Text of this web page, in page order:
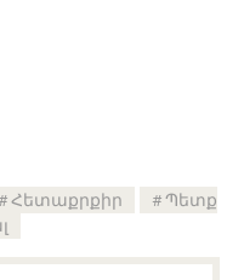
Հետաքրքիր
Պետք